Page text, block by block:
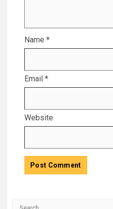
Name *
Email *
Website
Search